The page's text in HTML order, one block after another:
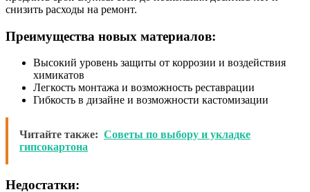
снизить расходы на ремонт.
Преимущества новых материалов:
Высокий уровень защиты от коррозии и воздействия
химикатов
Легкость монтажа и возможность реставрации
Гибкость в дизайне и возможности кастомизации
Читайте также: Советы по выбору и укладке
гипсокартона
Недостатки: